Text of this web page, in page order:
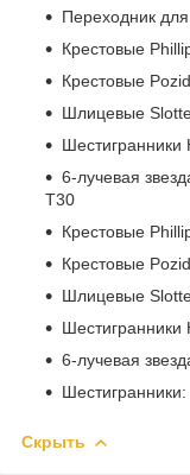
Переходник
Крестовые
Крестовые
Шлицевые
Шестигранники
6-лучевая
T30
Крестовые
Крестовые
Шлицевые
Шестигранники
6-лучевая
Скрыть